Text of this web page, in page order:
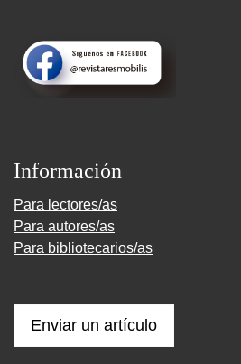
Información
Para lectores/as
Para autores/as
Para bibliotecarios/as
Enviar un artículo